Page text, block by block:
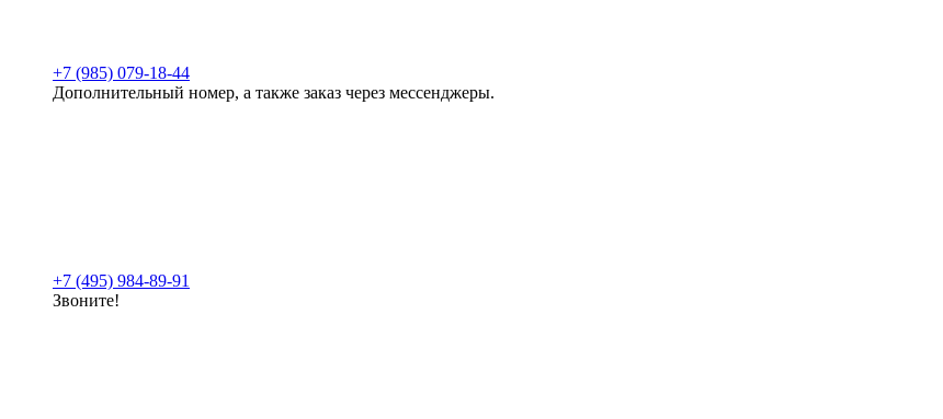
+7 (985) 079-18-44
Дополнительный номер, а также заказ через мессенджеры.
+7 (495) 984-89-91
Звоните!